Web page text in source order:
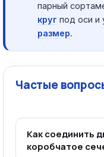
парный
круг под оси и
размер.
Частые
Как соединить
коробчатое